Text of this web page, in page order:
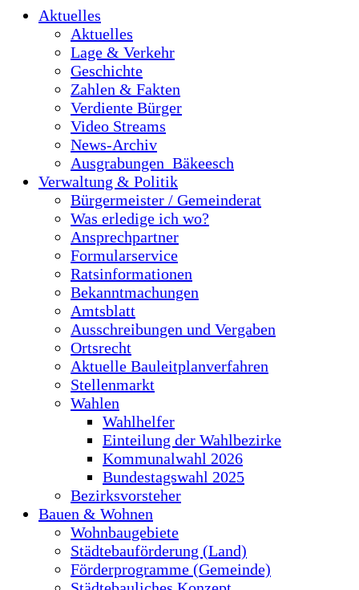
Aktuelles
Aktuelles
Lage & Verkehr
Geschichte
Zahlen & Fakten
Verdiente Bürger
Video Streams
News-Archiv
Ausgrabungen_Bäkeesch
Verwaltung & Politik
Bürgermeister / Gemeinderat
Was erledige ich wo?
Ansprechpartner
Formularservice
Ratsinformationen
Bekanntmachungen
Amtsblatt
Ausschreibungen und Vergaben
Ortsrecht
Aktuelle Bauleitplanverfahren
Stellenmarkt
Wahlen
Wahlhelfer
Einteilung der Wahlbezirke
Kommunalwahl 2026
Bundestagswahl 2025
Bezirksvorsteher
Bauen & Wohnen
Wohnbaugebiete
Städtebauförderung (Land)
Förderprogramme (Gemeinde)